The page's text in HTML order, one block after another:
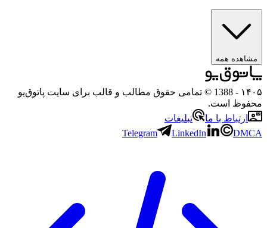
مشاهده همه
۱۴۰۵
- 1388 © تمامی حقوق مطالب و قالب برای سایت پاتوق‌یو
محفوظ است.
ارتباط با ما
تبلیغات
Telegram
LinkedIn DMCA